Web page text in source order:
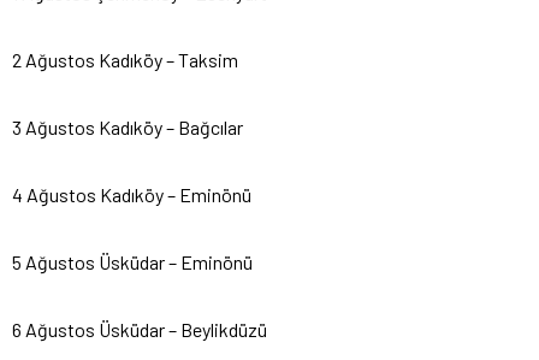
2 Ağustos Kadıköy – Taksim
3 Ağustos Kadıköy – Bağcılar
4 Ağustos Kadıköy – Eminönü
5 Ağustos Üsküdar – Eminönü
6 Ağustos Üsküdar – Beylikdüzü